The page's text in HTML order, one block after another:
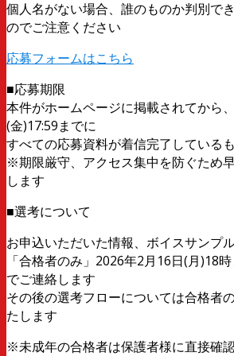
個人名がない場合、誰のものか判別で
のでご注意ください
応募フォームはこちら
■応募期限
本件がホームページに掲載されてから
(金)17:59までに
すべての応募資料が着信完了している
※期限厳守、アクセス集中を防ぐため
します
■選考について
お申込いただいた情報、ボイスサンプ
「合格者のみ」2026年2月16日(月)18
でご連絡します
その後の選考フローについては合格者
たします
※未成年の合格者は保護者様に直接確